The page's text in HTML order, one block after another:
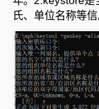
氏、单位名称等